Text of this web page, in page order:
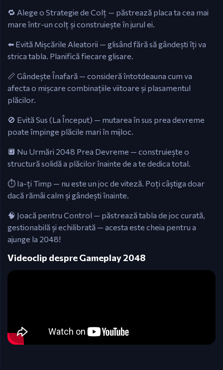
🔁 Alege o Strategie de Colț — păstrează placa ta cea mai
mare într-un colț și construiește în jurul ei.
⬅️ Evită Mișcările Aleatorii — glisând fără să gândești îți va
strica tabla. Planifică fiecare glisare.
📏 Gândește Înafară — consideră întotdeauna cum va
afecta o mișcare combinațiile viitoare și plasamentul
plăcilor.
🚫 Evită Sus (La Început) — mutarea în sus prea devreme
poate împinge plăcile mari în mijloc.
🔲 Nu Urmări 2048 Prea Devreme — construiește o
structură solidă a plăcilor înainte de a te dedica total.
⏱️ Ia-ți Timp — nu este un joc de viteză. Poți câștiga doar
dacă rămâi calm și gândești înainte.
🧠 Joacă pentru Control — păstrează tabla de joc curată,
gestionabilă și echilibrată — acesta este cheia pentru a
ajunge la 2048!
Videoclip despre Gameplay 2048